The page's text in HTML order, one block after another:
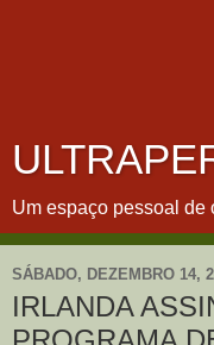
Um espaço pessoal de
SÁBADO, DEZEMBRO 14,
IRLANDA